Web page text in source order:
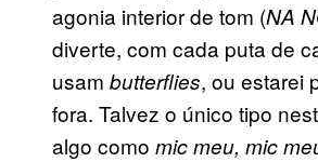
agonia interior de tom (NA
diverte, com cada puta de
usam butterflies, ou estarei
fora. Talvez o único tipo
algo como mic meu, mic